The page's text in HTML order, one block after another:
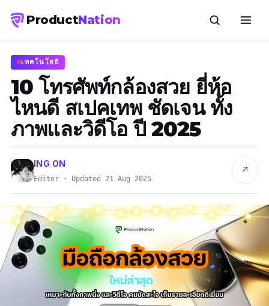
ProductNation
เทคโนโลยี
10 โทรศัพท์กล้องสวย ยี่ห้อ
ไหนดี สเปคเทพ ชัดเจน ทั้ง
ภาพและวิดีโอ ปี 2025
ING ON
Editor · Updated 21 Aug 2025
↗